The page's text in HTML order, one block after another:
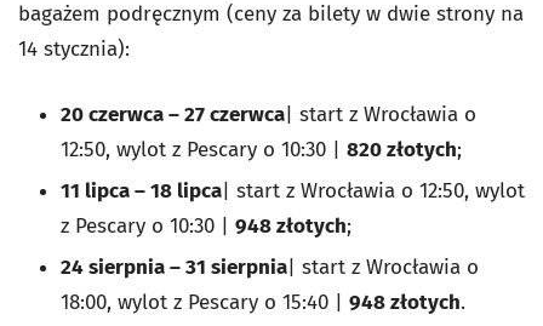
bagażem podręcznym (ceny za bilety w dwie strony na
14 stycznia):
20 czerwca – 27 czerwca | start z Wrocławia o
12:50, wylot z Pescary o 10:30 | 820 złotych;
11 lipca – 18 lipca | start z Wrocławia o 12:50, wylot
z Pescary o 10:30 | 948 złotych;
24 sierpnia – 31 sierpnia | start z Wrocławia o
18:00, wylot z Pescary o 15:40 | 948 złotych.